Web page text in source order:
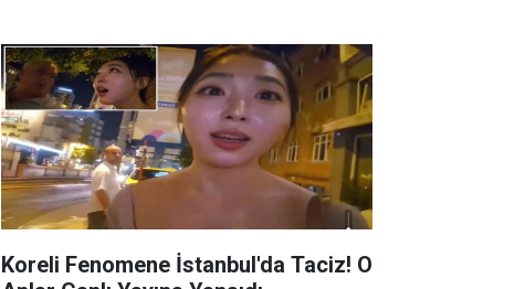
Koreli Fenomene İstanbul'da Taciz! O